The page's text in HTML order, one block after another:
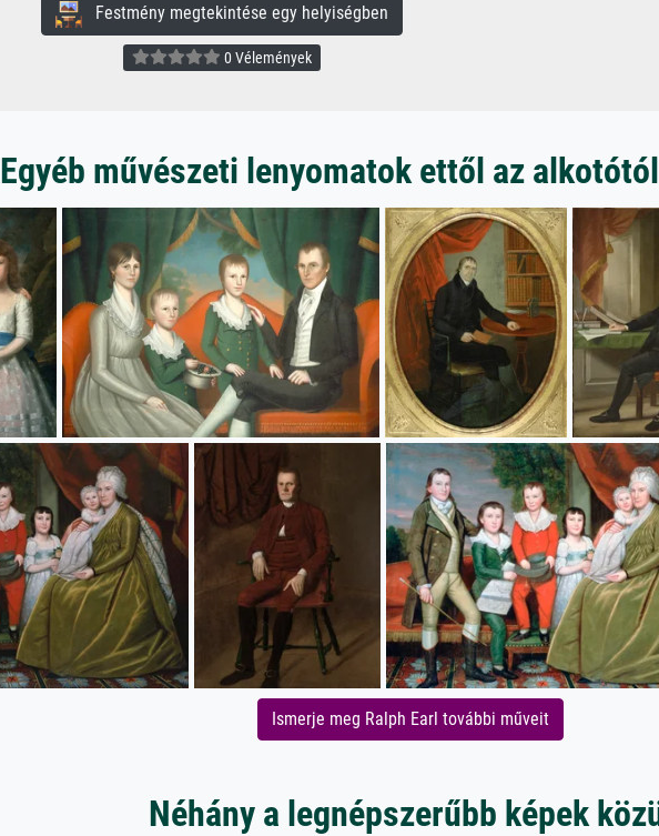
Festmény megtekintése egy helyiségben
0 Vélemények
Egyéb művészeti lenyomatok ettől az
Ismerje meg Ralph Earl további műveit
Néhány a legnépszerűbb képek